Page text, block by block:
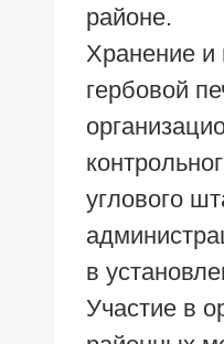
районе.
Хранение и
гербовой
углового
в
Участие в